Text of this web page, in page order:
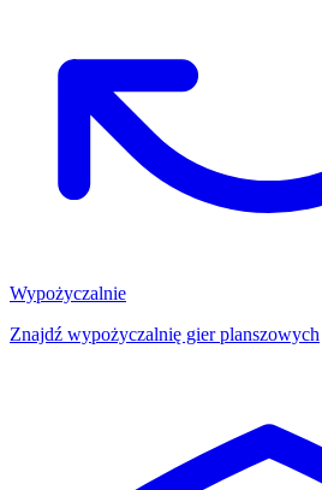
Wypożyczalnie
Znajdź wypożyczalnię gier planszowych